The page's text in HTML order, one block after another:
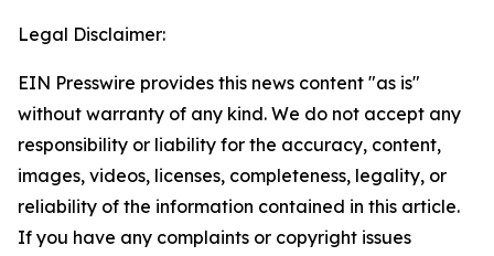
Legal Disclaimer:
EIN Presswire provides this news content "as is"
without warranty of any kind. We do not accept any
responsibility or liability for the accuracy, content,
images, videos, licenses, completeness, legality, or
reliability of the information contained in this article.
If you have any complaints or copyright issues